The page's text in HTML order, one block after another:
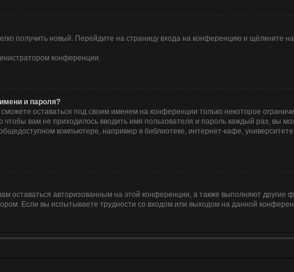
получить новый. Перейдите на страницу входа на конференцию и щёлкните
конференции.
и пароля?
сможете оставаться под своим именем на конференции только некоторое
чтобы вам не приходилось вводить имя пользователя и пароль каждый раз, вы
компьютере, например в библиотеке, интернет-кафе, университете
оставаться авторизованным на этой конференции, а также выполняют другие
Если вы испытываете трудности со входом или выходом на данной